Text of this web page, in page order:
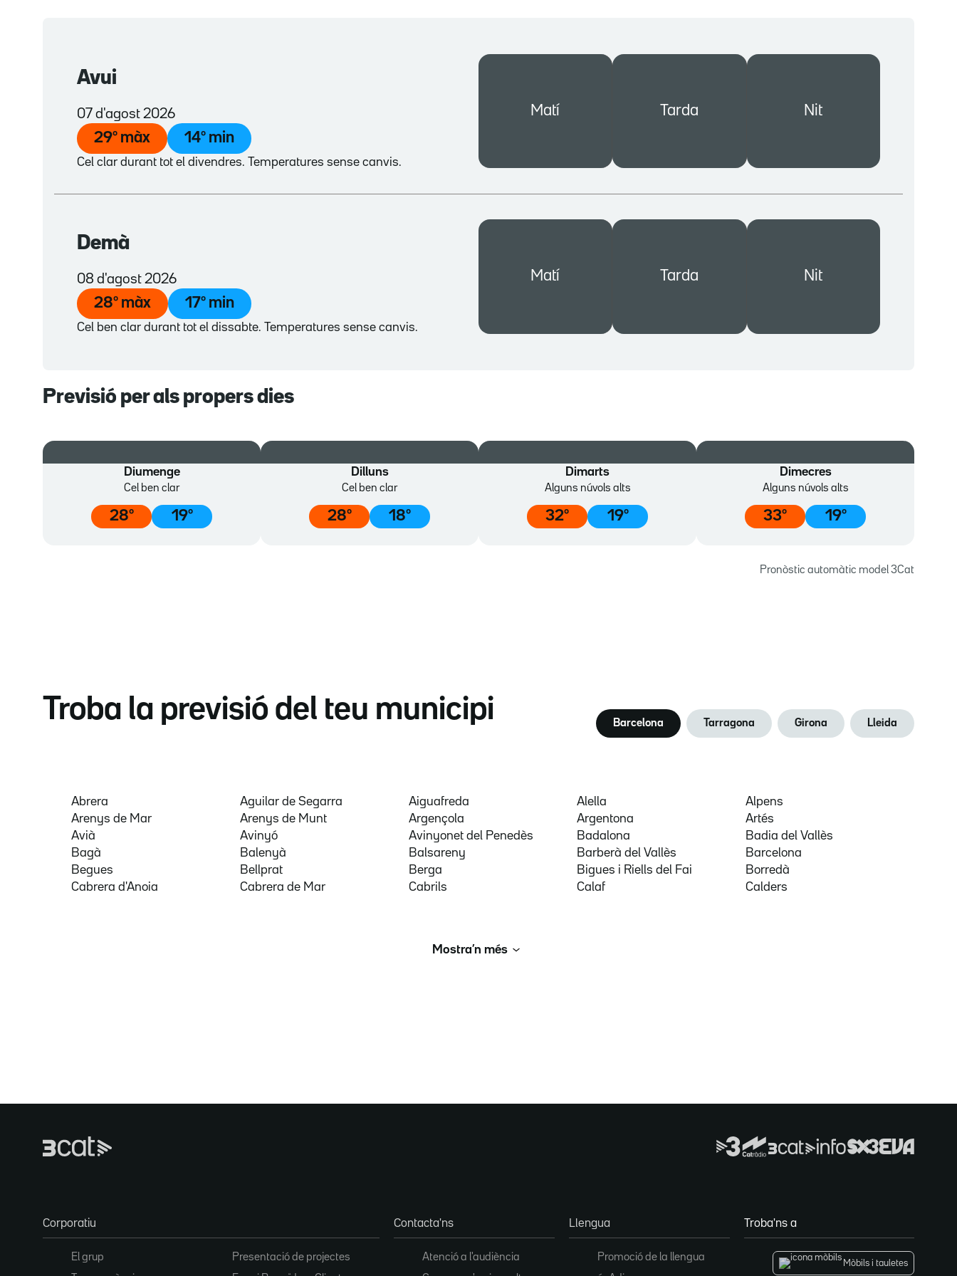
Avui
07 d'agost 2026
29º màx 14º min
Cel clar durant tot el divendres. Temperatures sense canvis.
Matí Tarda Nit
Demà
08 d'agost 2026
28º màx 17º min
Cel ben clar durant tot el dissabte. Temperatures sense canvis.
Matí Tarda Nit
Previsió per als propers dies
Diumenge
Cel ben clar
28º 19º
Dilluns
Cel ben clar
28º 18º
Dimarts
Alguns núvols alts
32º 19º
Dimecres
Alguns núvols alts
33º 19º
Pronòstic automàtic model 3Cat
Troba la previsió del teu municipi Barcelona Tarragona Girona Lleida
Abrera Aguilar de Segarra Aiguafreda Alella
Alpens
Arenys de Mar
Arenys de Munt Argençola Argentona
Artés
Avià
Avinyó Avinyonet del Penedès Badalona
Badia del Vallès
Bagà
Balenyà Balsareny Barberà del Vallès
Barcelona
Begues
Bellprat Berga Bigues i Riells del Fai
Borredà
Cabrera d'Anoia
Cabrera de Mar Cabrils Calaf Calders
Mostra’n més
Corporatiu
El grup Presentació de projectes
Contacta'ns
Atenció a l'audiència
Llengua
Promoció de la llengua
Troba'ns a
Mòbils i tauletes